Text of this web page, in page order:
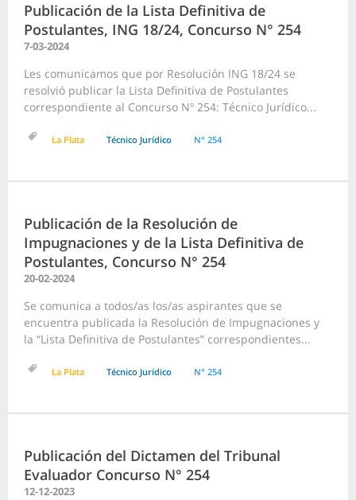
Publicación de la Lista Definitiva de
Postulantes, ING 18/24, Concurso N° 254
7-03-2024
Les comunicamos que por Resolución ING 18/24 se
resolvió publicar la Lista Definitiva de Postulantes
correspondiente al Concurso Nº 254: Técnico Jurídico...
La Plata Técnico Jurídico N° 254
Publicación de la Resolución de
Impugnaciones y de la Lista Definitiva de
Postulantes, Concurso N° 254
20-02-2024
Se comunica a todos/as los/as aspirantes que se
encuentra publicada la Resolución de Impugnaciones y
la “Lista Definitiva de Postulantes” correspondientes...
La Plata Técnico Jurídico N° 254
Publicación del Dictamen del Tribunal
Evaluador Concurso N° 254
12-12-2023